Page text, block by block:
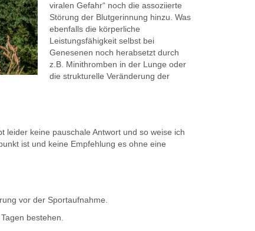
viralen Gefahr“ noch die assoziierte
Störung der Blutgerinnung hinzu. Was
ebenfalls die körperliche
Leistungsfähigkeit selbst bei
Genesenen noch herabsetzt durch
z.B. Minithromben in der Lunge oder
die strukturelle Veränderung der
leider keine pauschale Antwort und so weise ich
ist und keine Empfehlung es ohne eine
vor der Sportaufnahme.
bestehen.